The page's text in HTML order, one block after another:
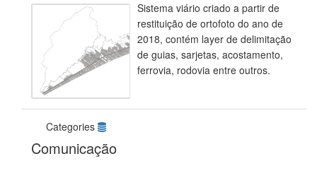
Sistema viário criado a partir de
restituição de ortofoto do ano de
2018, contém layer de delimitação
de guias, sarjetas, acostamento,
ferrovia, rodovia entre outros.
Categories
Comunicação